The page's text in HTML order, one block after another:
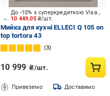
10 449.05 ₴/шт.
До -10% з суперкредиткою Visa Вигода
Мийка для кухні ELLECI Q 105 on
top tortora 43
3
10 999 ₴/шт.
Привеземо Доставимо